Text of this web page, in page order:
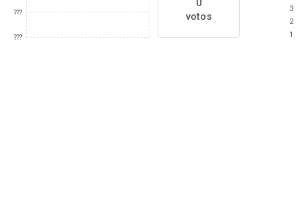
???
???
0
votos
3
2
1